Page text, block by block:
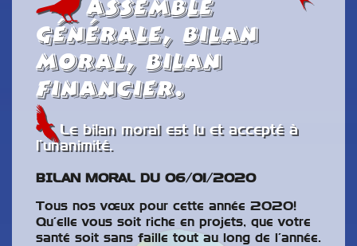
Assemblé
générale, Bilan
moral, Bilan
Financier.
Le bilan moral est lu et accepté à
l’unanimité.
BILAN MORAL DU 06/01/2020
Tous nos vœux pour cette année 2020!
Qu’elle vous soit riche en projets, que votre
santé soit sans faille tout au long de l’année.